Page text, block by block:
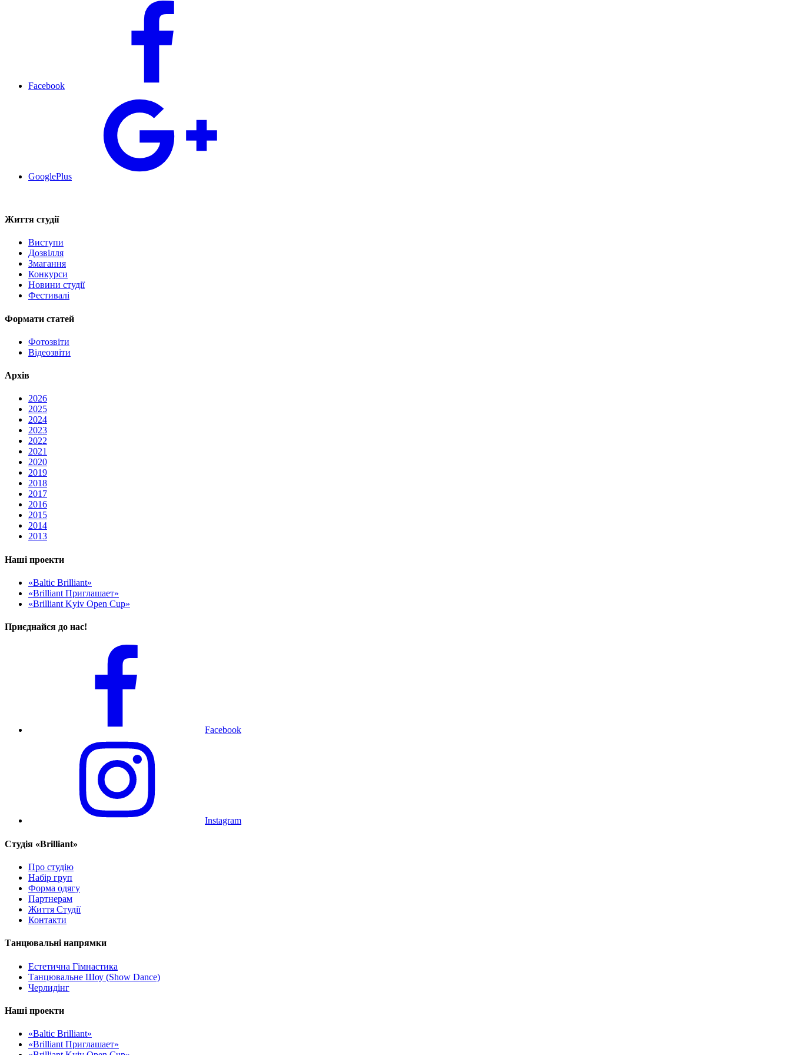
Facebook
GooglePlus
Життя студії
Виступи
Дозвілля
Змагання
Конкурси
Новини студії
Фестивалі
Формати статей
Фотозвіти
Відеозвіти
Архів
2026
2025
2024
2023
2022
2021
2020
2019
2018
2017
2016
2015
2014
2013
Наші проекти
«Baltic Brilliant»
«Brilliant Приглашает»
«Brilliant Kyiv Open Cup»
Приєднайся до нас!
Facebook
Instagram
Cтудія «Brilliant»
Про студію
Набір груп
Форма одягу
Партнерам
Життя Студії
Контакти
Танцювальні напрямки
Естетична Гімнастика
Танцювальне Шоу (Show Dance)
Черлидінг
Наші проекти
«Baltic Brilliant»
«Brilliant Приглашает»